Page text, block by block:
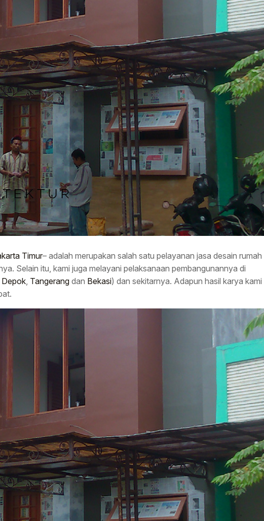
Timur– adalah merupakan salah satu pelayanan jasa desain rumah
Selain itu, kami juga melayani pelaksanaan pembangunannya di
Depok, Tangerang dan Bekasi) dan sekitarnya. Adapun hasil karya kami